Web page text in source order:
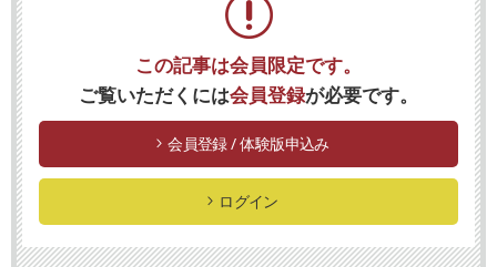
この記事は会員限定です。
ご覧いただくには会員登録が必要です。
会員登録 / 体験版申込み
ログイン